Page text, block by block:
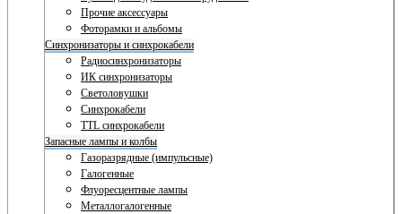
Прочие аксессуары
Фоторамки и альбомы
Синхронизаторы и синхрокабели
Радиосинхронизаторы
ИК синхронизаторы
Светоловушки
Синхрокабели
TTL синхрокабели
Запасные лампы и колбы
Газоразрядные (импульсные)
Галогенные
Флуоресцентные лампы
Металлогалогенные